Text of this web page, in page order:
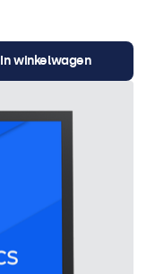
In winkelwagen